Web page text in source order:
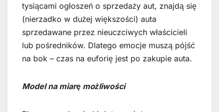
tysiącami ogłoszeń o sprzedaży aut, znajdą się
(nierzadko w dużej większości) auta
sprzedawane przez nieuczciwych właścicieli
lub pośredników. Dlatego emocje muszą pójść
na bok – czas na euforię jest po zakupie auta.
Model na miarę możliwości